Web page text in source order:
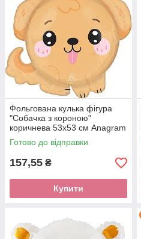
Фольгована кулька фігура
"Собачка з короною"
коричнева 53х53 см Anagram
(1шт)
Готово до відправки
157,55 ₴
Купити